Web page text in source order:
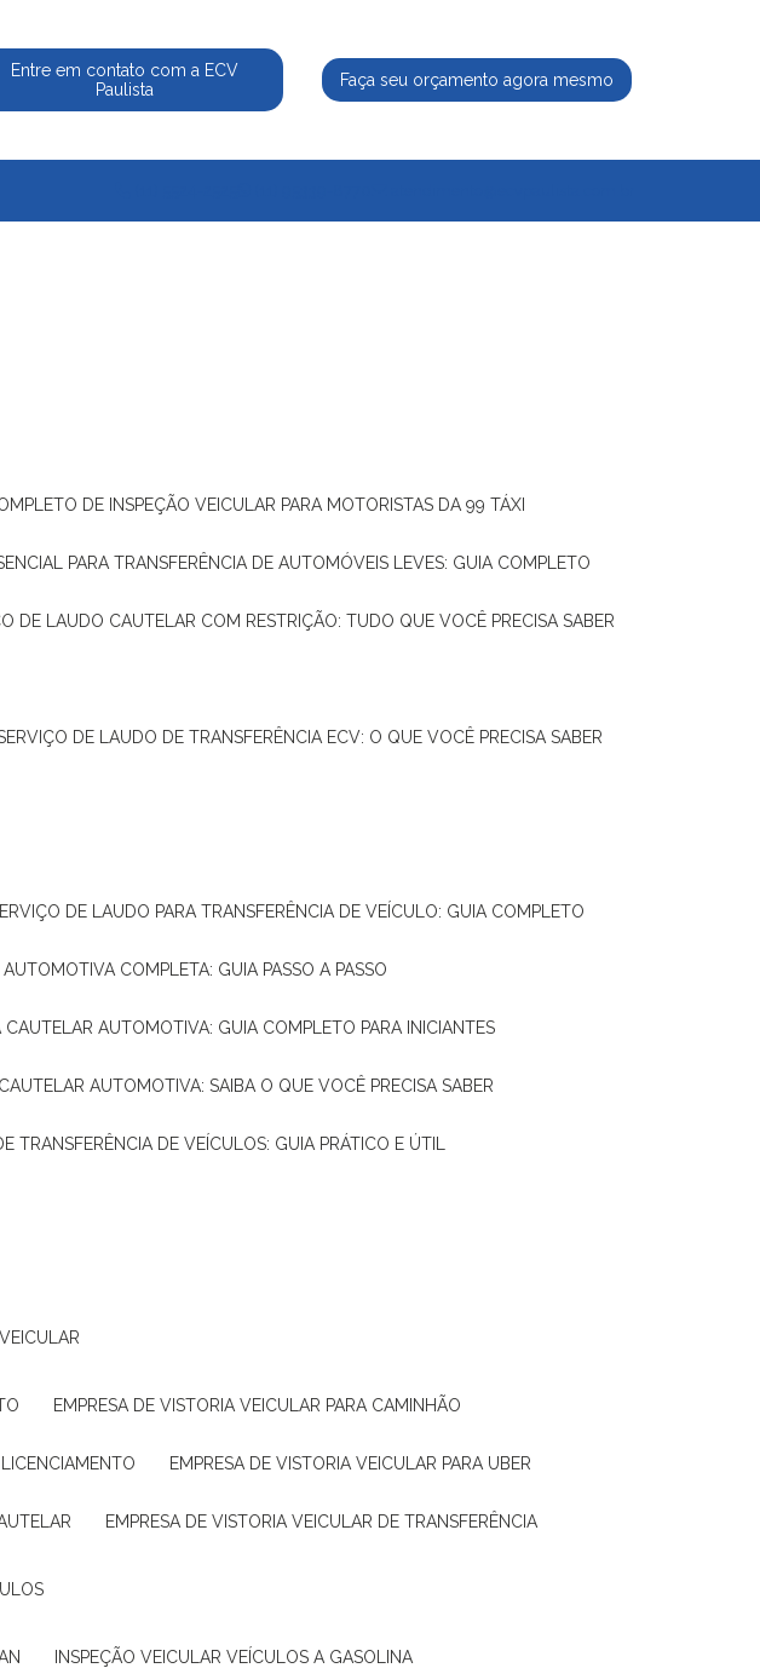
Entre em contato com a ECV
Paulista
Faça seu orçamento agora mesmo
DE INSPEÇÃO VEICULAR PARA MOTORISTAS DA 99 TÁXI
PARA TRANSFERÊNCIA DE AUTOMÓVEIS LEVES: GUIA COMPLETO
DE LAUDO CAUTELAR COM RESTRIÇÃO: TUDO QUE VOCÊ PRECISA SABER
SERVIÇO DE LAUDO DE TRANSFERÊNCIA ECV: O QUE VOCÊ PRECISA SABER
DE LAUDO PARA TRANSFERÊNCIA DE VEÍCULO: GUIA COMPLETO
AUTOMOTIVA COMPLETA: GUIA PASSO A PASSO
CAUTELAR AUTOMOTIVA: GUIA COMPLETO PARA INICIANTES
CAUTELAR AUTOMOTIVA: SAIBA O QUE VOCÊ PRECISA SABER
TRANSFERÊNCIA DE VEÍCULOS: GUIA PRÁTICO E ÚTIL
EMPRESA DE VISTORIA VEICULAR PARA CAMINHÃO
EMPRESA DE VISTORIA VEICULAR PARA UBER
EMPRESA DE VISTORIA VEICULAR DE TRANSFERÊNCIA
INSPEÇÃO VEICULAR VEÍCULOS A GASOLINA